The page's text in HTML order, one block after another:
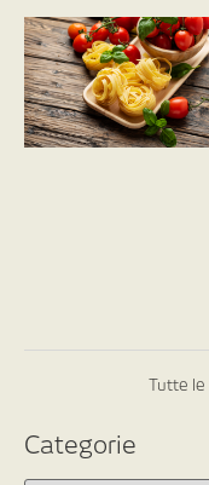
Tutte le
Categorie